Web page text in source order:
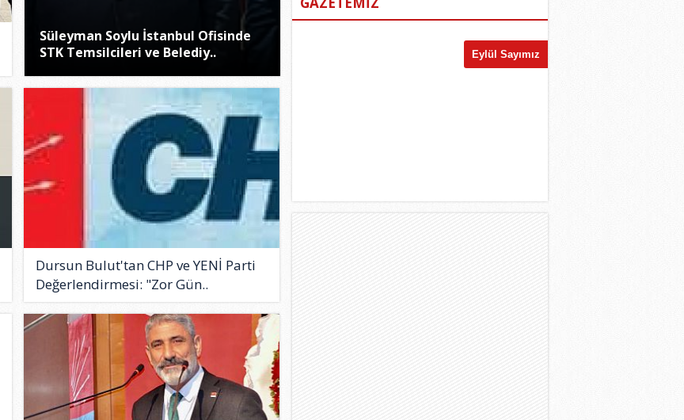
Süleyman Soylu İstanbul Ofisinde
STK Temsilcileri ve Belediy..
Dursun Bulut'tan CHP ve YENİ Parti
Değerlendirmesi: "Zor Gün..